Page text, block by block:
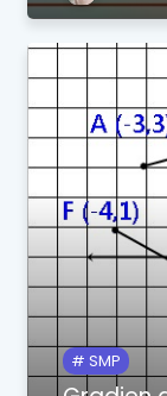
SMP